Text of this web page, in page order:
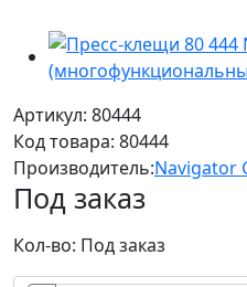
Артикул: 80444
Код товара: 80444
Производитель:Navigator
Под заказ
Кол-во: Под заказ